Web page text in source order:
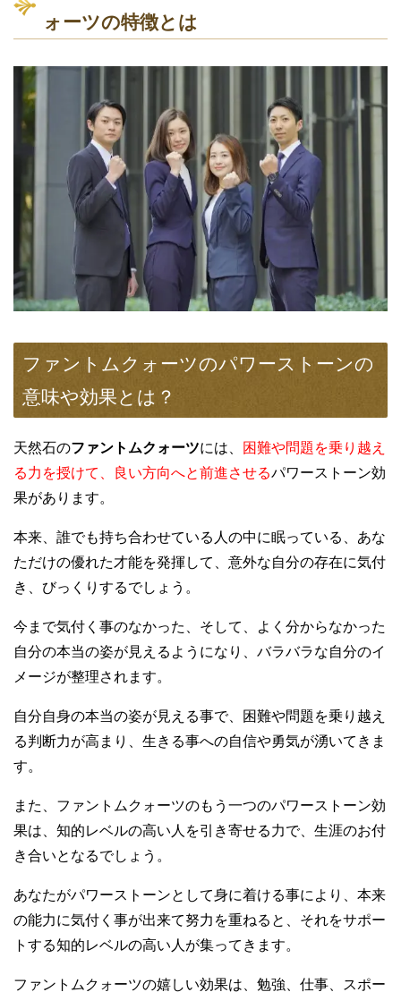
ォーツの特徴とは
ファントムクォーツのパワーストーンの
意味や効果とは？
天然石のファントムクォーツには、
困難や問題を乗り越え
る力を授けて、良い方向へと前進させるパワーストーン効
果があります。
本来、誰でも持ち合わせている人の中に眠っている、あな
ただけの優れた才能を発揮して、意外な自分の存在に気付
き、びっくりするでしょう。
今まで気付く事のなかった、そして、よく分からなかった
自分の本当の姿が見えるようになり、バラバラな自分のイ
メージが整理されます。
自分自身の本当の姿が見える事で、困難や問題を乗り越え
る判断力が高まり、生きる事への自信や勇気が湧いてきま
す。
また、ファントムクォーツのもう一つのパワーストーン効
果は、知的レベルの高い人を引き寄せる力で、生涯のお付
き合いとなるでしょう。
あなたがパワーストーンとして身に着ける事により、本来
の能力に気付く事が出来て努力を重ねると、それをサポー
トする知的レベルの高い人が集ってきます。
ファントムクォーツの嬉しい効果は、勉強、仕事、スポー